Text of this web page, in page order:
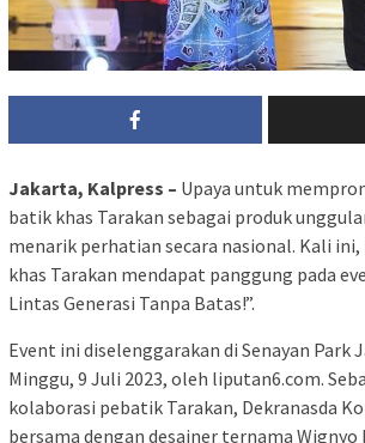
Jakarta, Kalpress – Upaya untuk
batik khas Tarakan sebagai produk
menarik perhatian secara nasional. Kali
khas Tarakan mendapat panggung pada
Lintas Generasi Tanpa Batas!”.
Event ini diselenggarakan di Senayan Park
Minggu, 9 Juli 2023, oleh liputan6.com.
kolaborasi pebatik Tarakan, Dekranasda
bersama dengan desainer ternama Wignyo